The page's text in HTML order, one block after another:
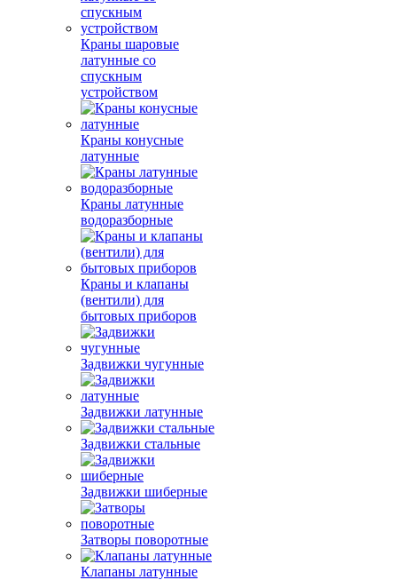
Краны шаровые
латунные со
спускным
устройством
Краны конусные
латунные
Краны латунные
водоразборные
Краны и клапаны
(вентили) для
бытовых приборов
Задвижки чугунные
Задвижки латунные
Задвижки стальные
Задвижки шиберные
Затворы поворотные
Клапаны латунные